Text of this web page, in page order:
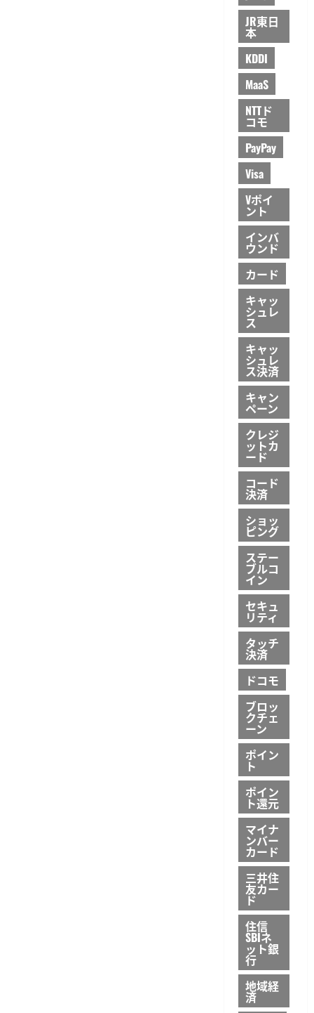
JR東日
本
KDDI
MaaS
NTTド
コモ
PayPay
Visa
Vポイ
ント
インバ
ウンド
カード
キャッ
シュレ
ス
キャッ
シュレ
ス決済
キャン
ペーン
クレジ
ットカ
ード
コード
決済
ショッ
ピング
ステー
ブルコ
イン
セキュ
リティ
タッチ
決済
ドコモ
ブロッ
クチェ
ーン
ポイン
ト
ポイン
ト還元
マイナ
ンバー
カード
三井住
友カー
ド
住信
SBIネ
ット銀
行
地域経
済